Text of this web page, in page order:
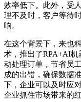
效率低下。此外，受
理不及时，客户等待
响。
在这个背景下，来也
术，推出了RPA+AI
动处理订单，节省员
成的出错，确保数据
下，企业可以及时应
企业抓住市场带来的红